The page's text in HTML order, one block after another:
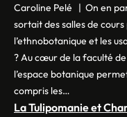
Caroline Pelé | On en
sortait des salles de
l’ethnobotanique et les
? Au cœur de la faculté
l’espace botanique
compris les…
La Tulipomanie et